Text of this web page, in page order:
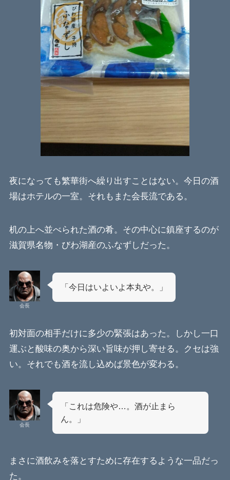
夜になっても繁華街へ繰り出すことはない。今日の酒
場はホテルの一室。それもまた会長流である。
机の上へ並べられた酒の肴。その中心に鎮座するのが
滋賀県名物・びわ湖産のふなずしだった。
会長
「今日はいよいよ本丸や。」
初対面の相手だけに多少の緊張はあった。しかし一口
運ぶと酸味の奥から深い旨味が押し寄せる。クセは強
い。それでも酒を流し込めば景色が変わる。
会長
「これは危険や…。酒が止まら
ん。」
まさに酒飲みを落とすために存在するような一品だっ
た。